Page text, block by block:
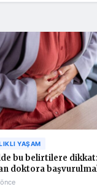
YAŞAM
bu belirtilere
doktora